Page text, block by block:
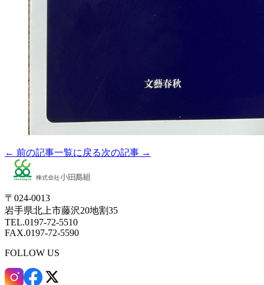
← 前の記事一覧に戻る次の記事 →
〒024-0013
岩手県北上市藤沢20地割35
TEL.0197-72-5510
FAX.0197-72-5590
FOLLOW US